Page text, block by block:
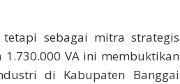
sebagai mitra strategis
VA ini membuktikan
di Kabupaten Banggai